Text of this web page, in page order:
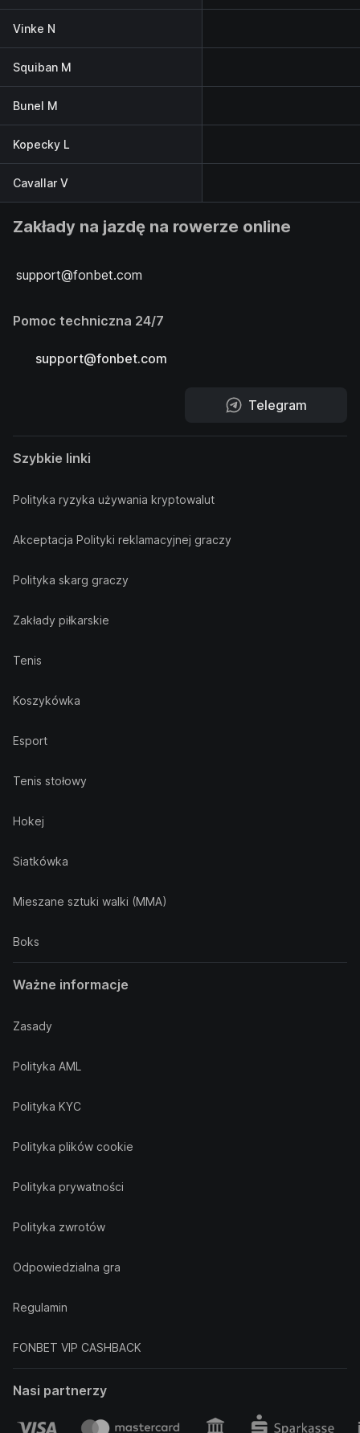
Vinke N
Squiban M
Bunel M
Kopecky L
Cavallar V
Zakłady na jazdę na rowerze online
support@fonbet.com
Pomoc techniczna 24/7
support@fonbet.com
Telegram
Szybkie linki
Polityka ryzyka używania kryptowalut
Akceptacja Polityki reklamacyjnej graczy
Polityka skarg graczy
Zakłady piłkarskie
Tenis
Koszykówka
Esport
Tenis stołowy
Hokej
Siatkówka
Mieszane sztuki walki (MMA)
Boks
Ważne informacje
Zasady
Polityka AML
Polityka KYC
Polityka plików cookie
Polityka prywatności
Polityka zwrotów
Odpowiedzialna gra
Regulamin
FONBET VIP CASHBACK
Nasi partnerzy